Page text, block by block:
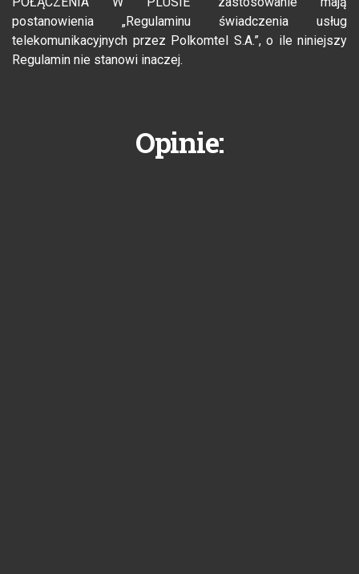
postanowienia „Regulaminu świadczenia usług
telekomunikacyjnych przez Polkomtel S.A.”, o ile niniejszy
Regulamin nie stanowi inaczej.
Opinie: